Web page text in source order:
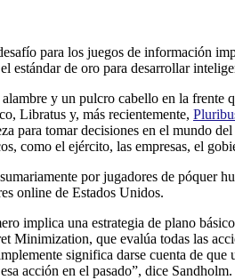
para los juegos de información
estándar de oro para desarrollar
y un pulcro cabello en la frente
Libratus y, más recientemente,
para tomar decisiones en el mundo
como el ejército, las empresas, el
por jugadores de póquer
online de Estados Unidos.
implica una estrategia de plano
que evalúa todas las
significa darse cuenta de
acción en el pasado”, dice